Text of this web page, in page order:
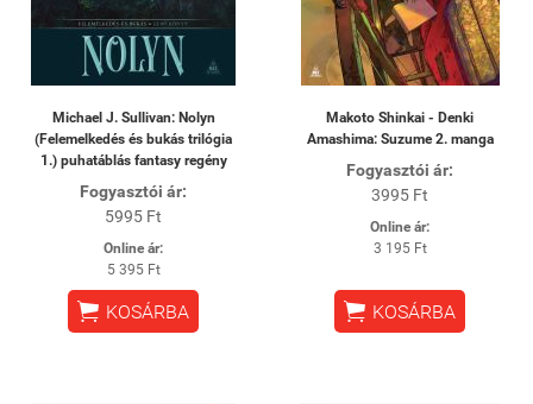
Michael J. Sullivan: Nolyn
(Felemelkedés és bukás trilógia
1.) puhatáblás fantasy regény
Fogyasztói ár:
5995 Ft
Online ár:
5 395 Ft
 KOSÁRBA
Makoto Shinkai - Denki
Amashima: Suzume 2. manga
Fogyasztói ár:
3995 Ft
Online ár:
3 195 Ft
 KOSÁRBA